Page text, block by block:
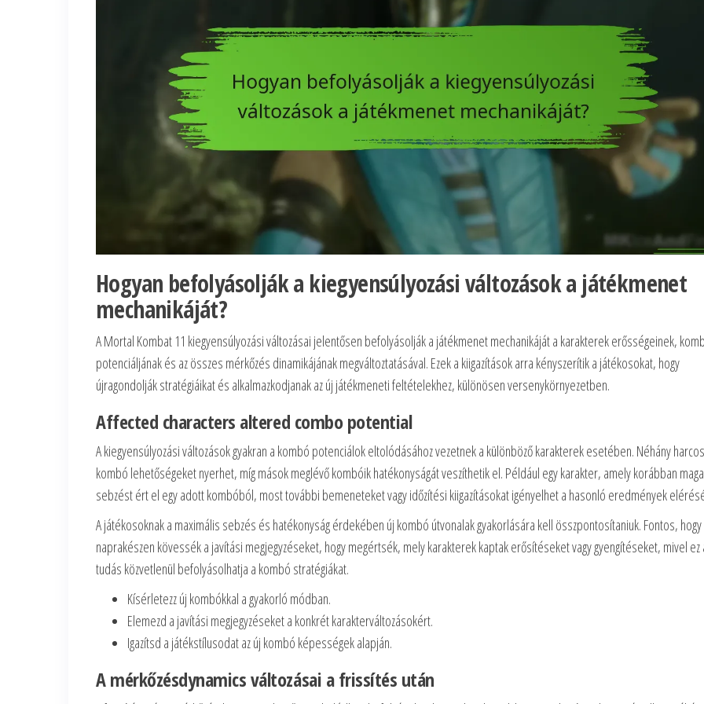
Hogyan befolyásolják a kiegyensúlyozási változások a játékmenet
mechanikáját?
A Mortal Kombat 11 kiegyensúlyozási változásai jelentősen befolyásolják a játékmenet mechanikáját a karakterek erősségeinek,
potenciáljának és az összes mérkőzés dinamikájának megváltoztatásával. Ezek a kiigazítások arra kényszerítik a játékosokat, hogy
újragondolják stratégiáikat és alkalmazkodjanak az új játékmeneti feltételekhez, különösen versenykörnyezetben.
Affected characters altered combo potential
A kiegyensúlyozási változások gyakran a kombó potenciálok eltolódásához vezetnek a különböző karakterek esetében. Néhány
kombó lehetőségeket nyerhet, míg mások meglévő kombóik hatékonyságát veszíthetik el. Például egy karakter, amely korábban
sebzést ért el egy adott kombóból, most további bemeneteket vagy időzítési kiigazításokat igényelhet a hasonló eredmények
A játékosoknak a maximális sebzés és hatékonyság érdekében új kombó útvonalak gyakorlására kell összpontosítaniuk. Fontos, hogy
naprakészen kövessék a javítási megjegyzéseket, hogy megértsék, mely karakterek kaptak erősítéseket vagy gyengítéseket, mivel ez
tudás közvetlenül befolyásolhatja a kombó stratégiákat.
Kísérletezz új kombókkal a gyakorló módban.
Elemezd a javítási megjegyzéseket a konkrét karakterváltozásokért.
Igazítsd a játékstílusodat az új kombó képességek alapján.
A mérkőzésdynamics változásai a frissítés után